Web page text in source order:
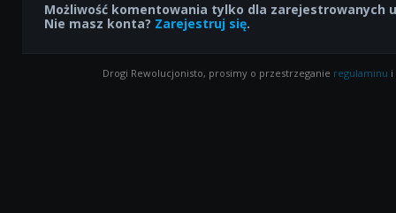
Możliwość komentowania tylko dla zarejestrowanych
Nie masz konta? Zarejestruj się.
Drogi Rewolucjonisto, prosimy o przestrzeganie regulaminu i